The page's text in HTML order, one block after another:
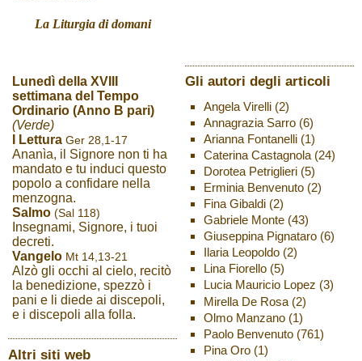
La Liturgia di domani
Lunedì della XVIII
settimana del Tempo
Ordinario (Anno B pari)
(Verde)
I Lettura Ger 28,1-17
Ananìa, il Signore non ti ha
mandato e tu induci questo
popolo a confidare nella
menzogna.
Salmo (Sal 118)
Insegnami, Signore, i tuoi
decreti.
Vangelo Mt 14,13-21
Alzò gli occhi al cielo, recitò
la benedizione, spezzò i
pani e li diede ai discepoli,
e i discepoli alla folla.
Altri siti web
Gli autori degli articoli
Angela Virelli(2)
Annagrazia Sarro(6)
Arianna Fontanelli(1)
Caterina Castagnola(24)
Dorotea Petriglieri(5)
Erminia Benvenuto(2)
Fina Gibaldi(2)
Gabriele Monte(43)
Giuseppina Pignataro(6)
Ilaria Leopoldo(2)
Lina Fiorello(5)
Lucia Mauricio Lopez (3)
Mirella De Rosa(2)
Olmo Manzano(1)
Paolo Benvenuto(761)
Pina Oro(1)